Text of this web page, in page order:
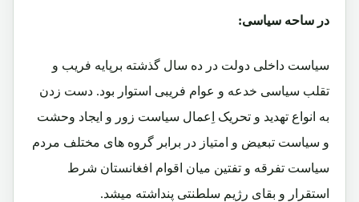
در ساحه سیاسی:
سیاست داخلی دولت در ده سال گذشته برپایه فریب و
تقلب سیاسی خدعه و عوام فریبی استوار بود. دست زدن
به انواع تهدید و تحریک اِعمال سیاست زور و ایجاد وحشت
و سیاست تبعیض و امتیاز در برابر گروه های مختلف مردم
سیاست تفرقه و تفتین میان اقوام افغانستان شرط
استقرار و بقای رژیم سلطنتی پنداشته میشد.